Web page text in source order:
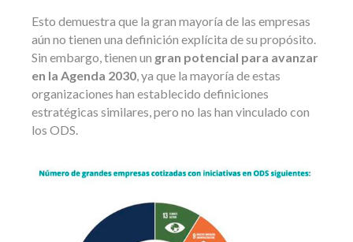
Esto demuestra que la gran mayoría de las empresas
aún no tienen una definición explícita de su propósito.
Sin embargo, tienen un gran potencial para avanzar
en la Agenda 2030, ya que la mayoría de estas
organizaciones han establecido definiciones
estratégicas similares, pero no las han vinculado con
los ODS.